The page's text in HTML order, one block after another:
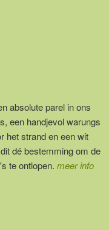
absolute parel in ons
een handjevol warungs
het strand en een wit
dé bestemming om de
te ontlopen. meer info